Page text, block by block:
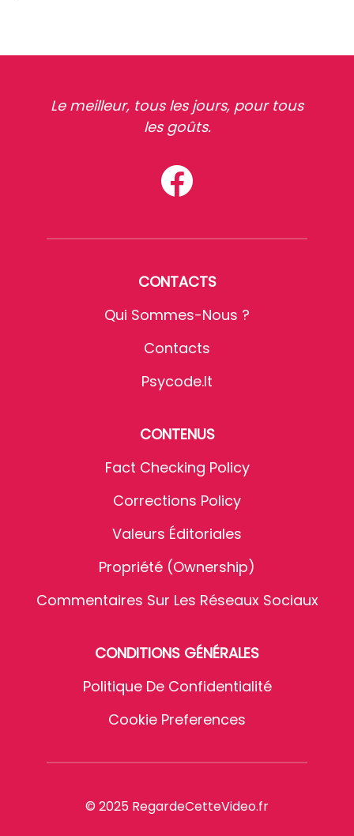
Le meilleur, tous les jours, pour tous
les goûts.
CONTACTS
Qui Sommes-Nous ?
Contacts
Psycode.it
CONTENUS
Fact Checking Policy
Corrections Policy
Valeurs Éditoriales
Propriété (Ownership)
Commentaires Sur Les Réseaux Sociaux
CONDITIONS GÉNÉRALES
Politique De Confidentialité
Cookie Preferences
© 2025 RegardeCetteVideo.fr